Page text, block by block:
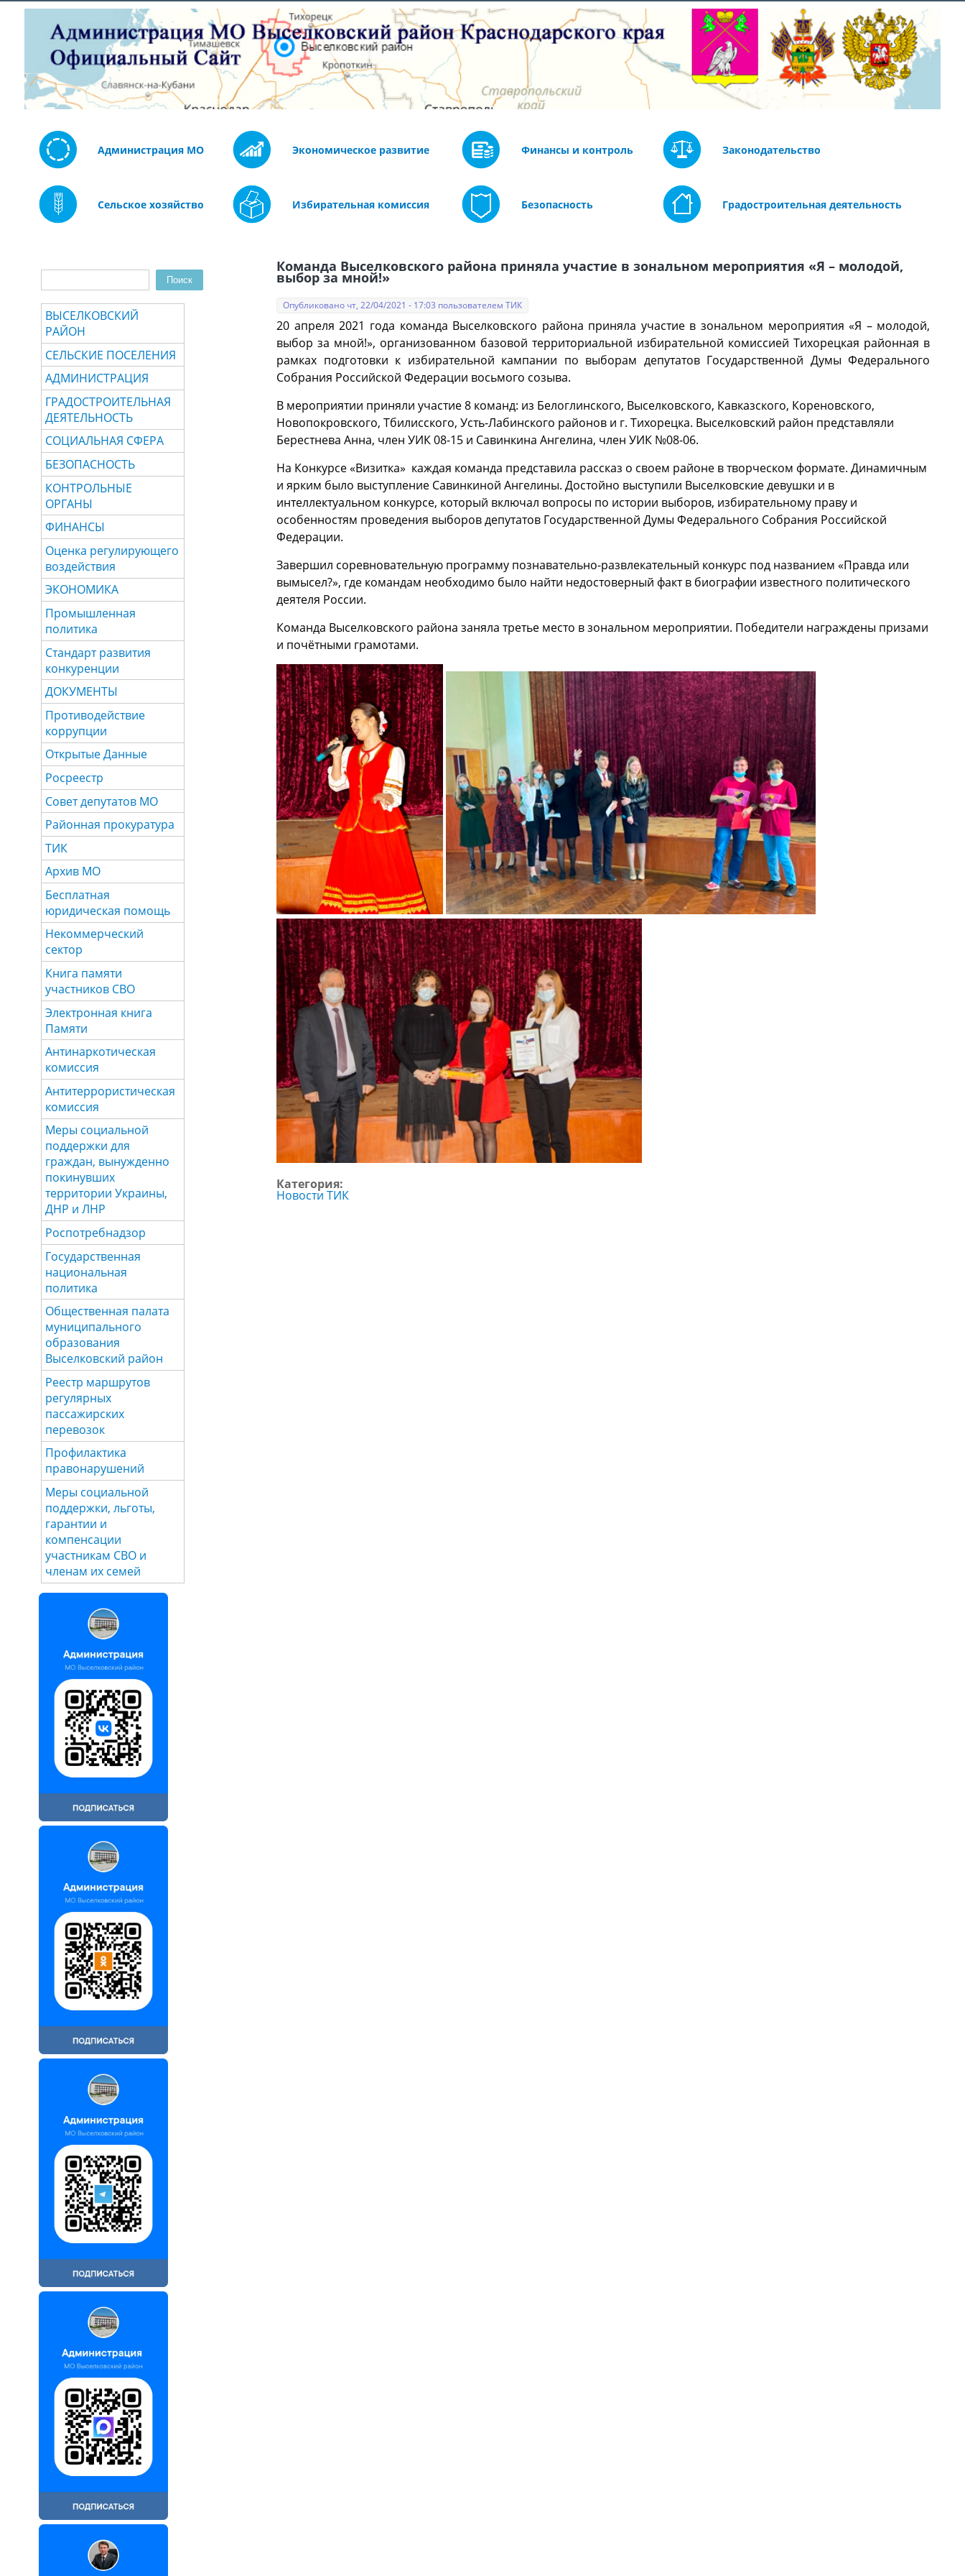
Администрация МО Экономическое развитие Финансы и контроль Законодательство
Сельское хозяйство Избирательная комиссия Безопасность Градостроительная деятельность
Команда Выселковского района приняла участие в зональном мероприятия «Я – молодой,
выбор за мной!»
Опубликовано чт, 22/04/2021 - 17:03 пользователемТИК
20 апреля 2021 года команда Выселковского района приняла участие в зональном мероприятия «Я – молодой,
выбор за мной!», организованном базовой территориальной избирательной комиссией Тихорецкая районная в
рамках подготовки к избирательной кампании по выборам депутатов Государственной Думы Федерального
Собрания Российской Федерации восьмого созыва.
В мероприятии приняли участие 8 команд: из Белоглинского, Выселковского, Кавказского, Кореновского,
Новопокровского, Тбилисского, Усть-Лабинского районов и г. Тихорецка. Выселковский район представляли
Берестнева Анна, член УИК 08-15 и Савинкина Ангелина, член УИК №08-06.
На Конкурсе «Визитка» каждая команда представила рассказ о своем районе в творческом формате. Динамичным
и ярким было выступление Савинкиной Ангелины. Достойно выступили Выселковские девушки и в
интеллектуальном конкурсе, который включал вопросы по истории выборов, избирательному праву и
особенностям проведения выборов депутатов Государственной Думы Федерального Собрания Российской
Федерации.
Завершил соревновательную программу познавательно-развлекательный конкурс под названием «Правда или
вымысел?», где командам необходимо было найти недостоверный факт в биографии известного политического
деятеля России.
Команда Выселковского района заняла третье место в зональном мероприятии. Победители награждены призами
и почётными грамотами.
Категория:
Новости ТИК
Поиск
ВЫСЕЛКОВСКИЙ
РАЙОН
СЕЛЬСКИЕ ПОСЕЛЕНИЯ
АДМИНИСТРАЦИЯ
ГРАДОСТРОИТЕЛЬНАЯ
ДЕЯТЕЛЬНОСТЬ
СОЦИАЛЬНАЯ СФЕРА
БЕЗОПАСНОСТЬ
КОНТРОЛЬНЫЕ
ОРГАНЫ
ФИНАНСЫ
Оценка регулирующего
воздействия
ЭКОНОМИКА
Промышленная
политика
Стандарт развития
конкуренции
ДОКУМЕНТЫ
Противодействие
коррупции
Открытые Данные
Росреестр
Совет депутатов МО
Районная прокуратура
ТИК
Архив МО
Бесплатная
юридическая помощь
Некоммерческий
сектор
Книга памяти
участников СВО
Электронная книга
Памяти
Антинаркотическая
комиссия
Антитеррористическая
комиссия
Меры социальной
поддержки для
граждан, вынужденно
покинувших
территории Украины,
ДНР и ЛНР
Роспотребнадзор
Государственная
национальная
политика
Общественная палата
муниципального
образования
Выселковский район
Реестр маршрутов
регулярных
пассажирских
перевозок
Профилактика
правонарушений
Меры социальной
поддержки, льготы,
гарантии и
компенсации
участникам СВО и
членам их семей